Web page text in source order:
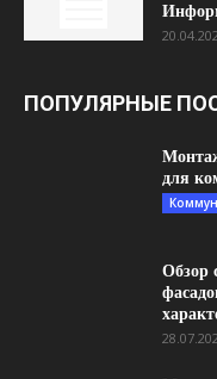
ПОПУЛЯРНЫЕ
для
Обзор